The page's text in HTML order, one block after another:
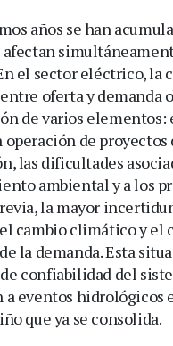
años se han
afectan
el sector eléctrico, la
oferta y demanda
de varios elementos:
operación de
las dificultades
ambiental y a los
la mayor
cambio climático y el
la demanda. Esta
confiabilidad del
a eventos hidrológicos
que ya se consolida.